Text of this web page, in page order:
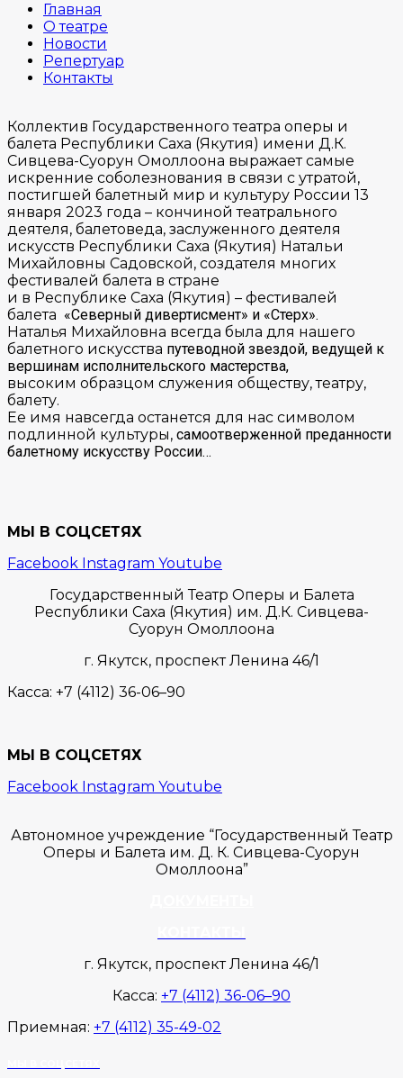
Главная
О театре
Новости
Репертуар
Контакты
Коллектив Государственного театра оперы и
балета Республики Саха (Якутия) имени Д.К.
Сивцева-Суорун Омоллоона выражает самые
искренние соболезнования в связи с утратой,
постигшей балетный мир и культуру России 13
января 2023 года – кончиной театрального
деятеля, балетоведа, заслуженного деятеля
искусств Республики Саха (Якутия) Натальи
Михайловны Садовской, создателя многих
фестивалей балета в стране
и в Республике Саха (Якутия) – фестивалей
балета «Северный дивертисмент» и «Стерх».
Наталья Михайловна всегда была для нашего
балетного искусства путеводной звездой, ведущей к
вершинам исполнительского мастерства,
высоким образцом служения обществу, театру,
балету.
Ее имя навсегда останется для нас символом
подлинной культуры, самоотверженной преданности
балетному искусству России…
МЫ В СОЦСЕТЯХ
Facebook Instagram Youtube
Государственный Театр Оперы и Балета
Республики Саха (Якутия) им. Д.К. Сивцева-
Суорун Омоллоона
г. Якутск, проспект Ленина 46/1
Касса: +7 (4112) 36-06–90
МЫ В СОЦСЕТЯХ
Facebook Instagram Youtube
Автономное учреждение “Государственный Театр
Оперы и Балета им. Д. К. Сивцева-Суорун
Омоллоона”
г. Якутск, проспект Ленина 46/1
Касса: +7 (4112) 36-06–90
Приемная: +7 (4112) 35-49-02